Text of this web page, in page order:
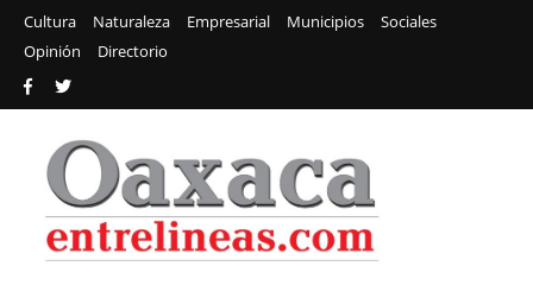
Cultura Naturaleza Empresarial Municipios
Sociales
Opinión
Directorio